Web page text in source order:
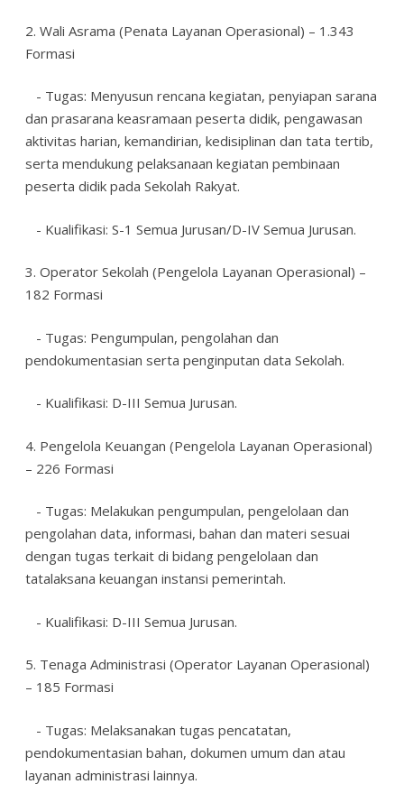
2. Wali Asrama (Penata Layanan Operasional) – 1.343
Formasi
- Tugas: Menyusun rencana kegiatan, penyiapan sarana
dan prasarana keasramaan peserta didik, pengawasan
aktivitas harian, kemandirian, kedisiplinan dan tata tertib,
serta mendukung pelaksanaan kegiatan pembinaan
peserta didik pada Sekolah Rakyat.
- Kualifikasi: S-1 Semua Jurusan/D-IV Semua Jurusan.
3. Operator Sekolah (Pengelola Layanan Operasional) –
182 Formasi
- Tugas: Pengumpulan, pengolahan dan
pendokumentasian serta penginputan data Sekolah.
- Kualifikasi: D-III Semua Jurusan.
4. Pengelola Keuangan (Pengelola Layanan Operasional)
– 226 Formasi
- Tugas: Melakukan pengumpulan, pengelolaan dan
pengolahan data, informasi, bahan dan materi sesuai
dengan tugas terkait di bidang pengelolaan dan
tatalaksana keuangan instansi pemerintah.
- Kualifikasi: D-III Semua Jurusan.
5. Tenaga Administrasi (Operator Layanan Operasional)
– 185 Formasi
- Tugas: Melaksanakan tugas pencatatan,
pendokumentasian bahan, dokumen umum dan atau
layanan administrasi lainnya.